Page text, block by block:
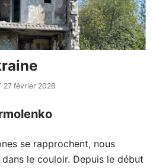
27 février 2026
se rapprochent, nous
le couloir. Depuis le début